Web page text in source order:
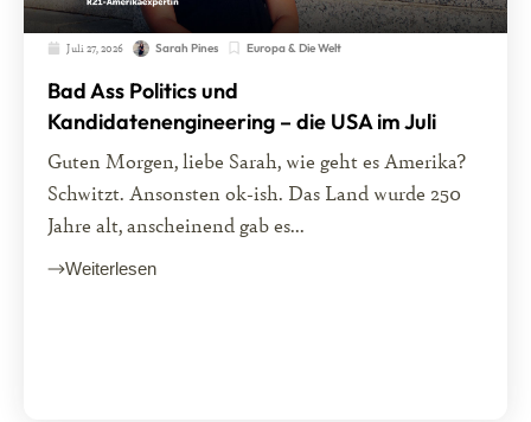
Juli 27, 2026 Sarah Pines Europa & Die Welt
Bad Ass Politics und
Kandidatenengineering – die USA im Juli
Guten Morgen, liebe Sarah, wie geht es Amerika?
Schwitzt. Ansonsten ok-ish. Das Land wurde 250
Jahre alt, anscheinend gab es...
Weiterlesen